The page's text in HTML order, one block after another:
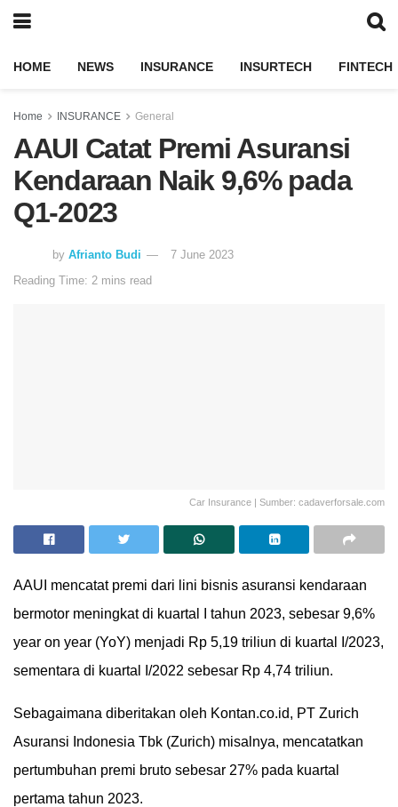
HOME NEWS INSURANCE INSURTECH FINTECH
Home INSURANCE General
AAUI Catat Premi Asuransi
Kendaraan Naik 9,6% pada
Q1-2023
by Afrianto Budi
7 June 2023
Reading Time: 2 mins read
Car Insurance | Sumber: cadaverforsale.com
AAUI mencatat premi dari lini bisnis asuransi kendaraan
bermotor meningkat di kuartal I tahun 2023, sebesar 9,6%
year on year (YoY) menjadi Rp 5,19 triliun di kuartal I/2023,
sementara di kuartal I/2022 sebesar Rp 4,74 triliun.
Sebagaimana diberitakan oleh Kontan.co.id, PT Zurich
Asuransi Indonesia Tbk (Zurich) misalnya, mencatatkan
pertumbuhan premi bruto sebesar 27% pada kuartal
pertama tahun 2023.